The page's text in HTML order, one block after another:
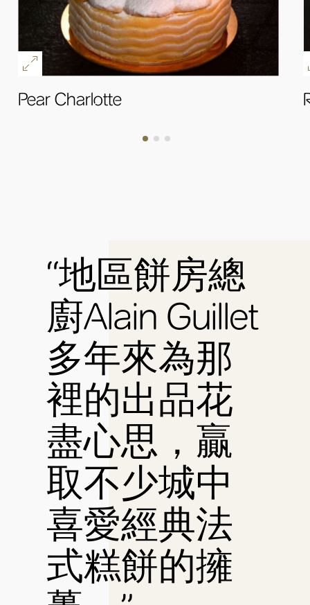
Pear Charlotte
“地區餅房總
廚Alain Guillet
多年來為那
裡的出品花
盡心思，贏
取不少城中
喜愛經典法
式糕餅的擁